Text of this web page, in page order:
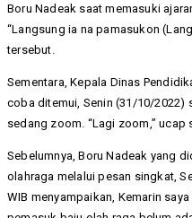
Boru Nadeak saat memasuki
“Langsung ia na pamasukon
tersebut.
Sementara, Kepala Dinas
coba ditemui, Senin (31/10/2022)
sedang zoom. “Lagi zoom,” ucap
Sebelumnya, Boru Nadeak yang
olahraga melalui pesan singkat,
WIB menyampaikan, Kemarin